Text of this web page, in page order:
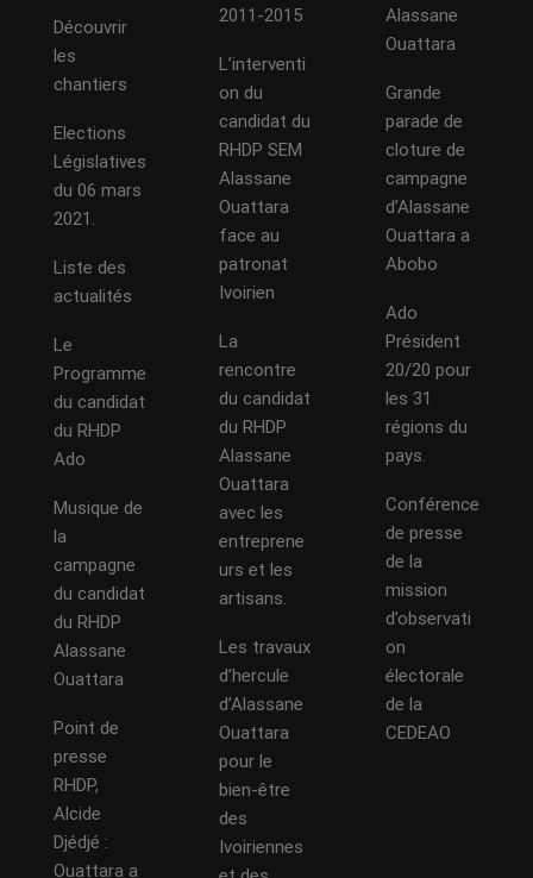
Découvrir
les
chantiers
Elections
Législatives
du 06 mars
2021.
Liste des
actualités
Le
Programme
du candidat
du RHDP
Ado
Musique de
la
campagne
du candidat
du RHDP
Alassane
Ouattara
Point de
presse
RHDP,
Alcide
Djédjé :
Ouattara a
2011-2015
L’interventi
on du
candidat du
RHDP SEM
Alassane
Ouattara
face au
patronat
Ivoirien
La
rencontre
du candidat
du RHDP
Alassane
Ouattara
avec les
entreprene
urs et les
artisans.
Les travaux
d’hercule
d’Alassane
Ouattara
pour le
bien-être
des
Ivoiriennes
Alassane
Ouattara
Grande
parade de
cloture de
campagne
d’Alassane
Ouattara a
Abobo
Ado
Président
20/20 pour
les 31
régions du
pays.
Conférence
de presse
de la
mission
d’observati
on
électorale
de la
CEDEAO